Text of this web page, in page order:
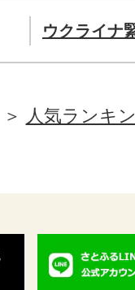
ウクライナ
人気ランキ